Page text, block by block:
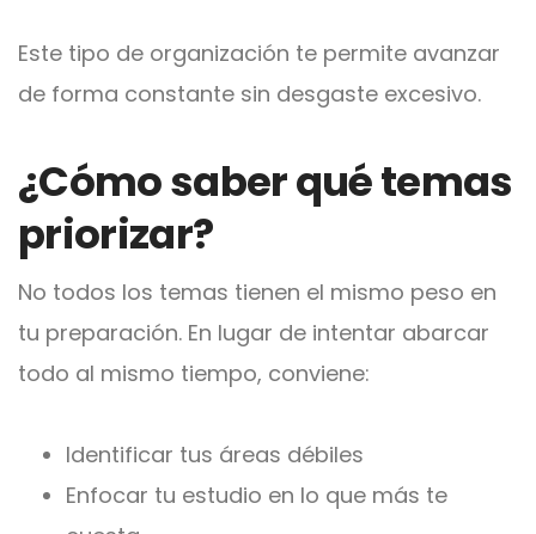
Este tipo de organización te permite avanzar
de forma constante sin desgaste excesivo.
¿Cómo saber qué temas
priorizar?
No todos los temas tienen el mismo peso en
tu preparación. En lugar de intentar abarcar
todo al mismo tiempo, conviene:
Identificar tus áreas débiles
Enfocar tu estudio en lo que más te